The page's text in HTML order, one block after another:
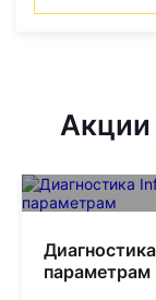
Акции
параметрам